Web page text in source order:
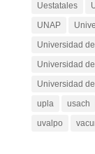
Uestatales
UNAP
Universidad
Universidad
Universidad
upla
usach
uvalpo